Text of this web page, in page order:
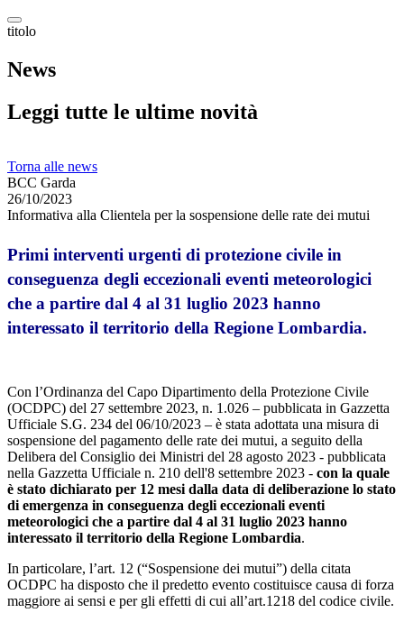
titolo
News
Leggi tutte le ultime novità
Torna alle news
BCC Garda
26/10/2023
Informativa alla Clientela per la sospensione delle rate dei mutui
Primi interventi urgenti di protezione civile in
conseguenza degli eccezionali eventi meteorologici
che a partire dal 4 al 31 luglio 2023 hanno
interessato il territorio della Regione Lombardia.
Con l’Ordinanza del Capo Dipartimento della Protezione Civile
(OCDPC) del 27 settembre 2023, n. 1.026 – pubblicata in Gazzetta
Ufficiale S.G. 234 del 06/10/2023 – è stata adottata una misura di
sospensione del pagamento delle rate dei mutui, a seguito della
Delibera del Consiglio dei Ministri del 28 agosto 2023 - pubblicata
nella Gazzetta Ufficiale n. 210 dell'8 settembre 2023 - con la quale
è stato dichiarato per 12 mesi dalla data di deliberazione lo stato
di emergenza in conseguenza degli eccezionali eventi
meteorologici che a partire dal 4 al 31 luglio 2023 hanno
interessato il territorio della Regione Lombardia.
In particolare, l’art. 12 (“Sospensione dei mutui”) della citata
OCDPC ha disposto che il predetto evento costituisce causa di forza
maggiore ai sensi e per gli effetti di cui all’art.1218 del codice civile.